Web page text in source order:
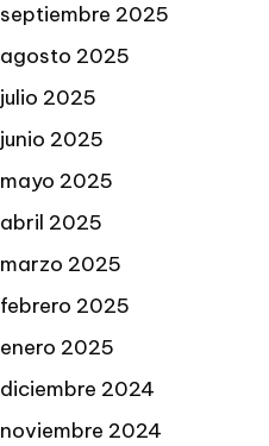
septiembre 2025
agosto 2025
julio 2025
junio 2025
mayo 2025
abril 2025
marzo 2025
febrero 2025
enero 2025
diciembre 2024
noviembre 2024